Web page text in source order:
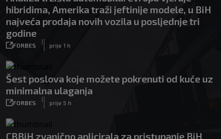
hibridima, Amerika traži jeftinije modele, u BiH
najveća prodaja novih vozila u posljednje tri
godine
FORBES
|
prije 1 h
Šest poslova koje možete pokrenuti od kuće uz
minimalna ulaganja
FORBES
|
prije 5 h
CBBiH zvanično aplicirala za pristupanje BiH